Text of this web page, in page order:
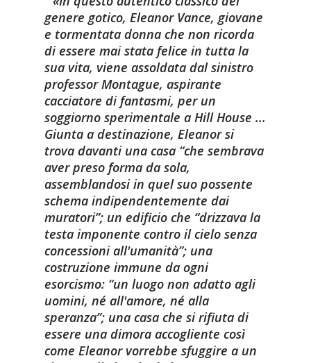
genere gotico, Eleanor Vance, giovane
e tormentata donna che non ricorda
di essere mai stata felice in tutta la
sua vita, viene assoldata dal sinistro
professor Montague, aspirante
cacciatore di fantasmi, per un
soggiorno sperimentale a Hill House ...
Giunta a destinazione, Eleanor si
trova davanti una casa “che sembrava
aver preso forma da sola,
assemblandosi in quel suo possente
schema indipendentemente dai
muratori”; un edificio che “drizzava la
testa imponente contro il cielo senza
concessioni all'umanità”; una
costruzione immune da ogni
esorcismo: “un luogo non adatto agli
uomini, né all'amore, né alla
speranza”; una casa che si rifiuta di
essere una dimora accogliente così
come Eleanor vorrebbe sfuggire a un